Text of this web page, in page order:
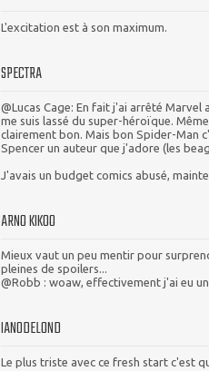
L'excitation est à son maximum.
SPECTRA
@Lucas Cage: En fait j'ai arrêté
me suis lassé du super-héroïque.
clairement bon. Mais bon Spider-Man
Spencer un auteur que j'adore (les
J'avais un budget comics abusé,
ARNO KIKOO
Mieux vaut un peu mentir pour
pleines de spoilers...
@Robb : woaw, effectivement j'ai eu
IAN0DELOND
Le plus triste avec ce fresh start c'est